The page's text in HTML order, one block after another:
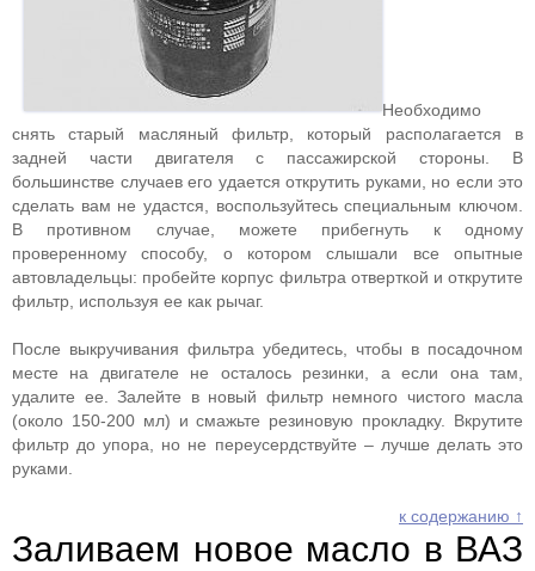
Необходимо
снять старый масляный фильтр, который располагается в
задней части двигателя с пассажирской стороны. В
большинстве случаев его удается открутить руками, но если это
сделать вам не удастся, воспользуйтесь специальным ключом.
В противном случае, можете прибегнуть к одному
проверенному способу, о котором слышали все опытные
автовладельцы: пробейте корпус фильтра отверткой и открутите
фильтр, используя ее как рычаг.
После выкручивания фильтра убедитесь, чтобы в посадочном
месте на двигателе не осталось резинки, а если она там,
удалите ее. Залейте в новый фильтр немного чистого масла
(около 150-200 мл) и смажьте резиновую прокладку. Вкрутите
фильтр до упора, но не переусердствуйте – лучше делать это
руками.
к содержанию ↑
Заливаем новое масло в ВАЗ